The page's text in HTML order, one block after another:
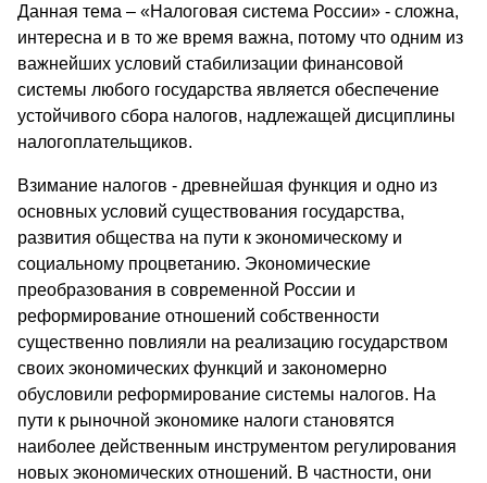
Данная тема – «Налоговая система России» - сложна,
интересна и в то же время важна, потому что одним из
важнейших условий стабилизации финансовой
системы любого государства является обеспечение
устойчивого сбора налогов, надлежащей дисциплины
налогоплательщиков.
Взимание налогов - древнейшая функция и одно из
основных условий существования государства,
развития общества на пути к экономическому и
социальному процветанию. Экономические
преобразования в современной России и
реформирование отношений собственности
существенно повлияли на реализацию государством
своих экономических функций и закономерно
обусловили реформирование системы налогов. На
пути к рыночной экономике налоги становятся
наиболее действенным инструментом регулирования
новых экономических отношений. В частности, они